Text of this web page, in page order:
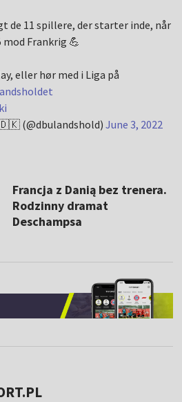
de 11 spillere, der starter inde, når
Frankrig 💪
eller hør med i Liga på
(@dbulandshold)June 3, 2022
Francja z Danią bez trenera.
Rodzinny dramat
Deschampsa